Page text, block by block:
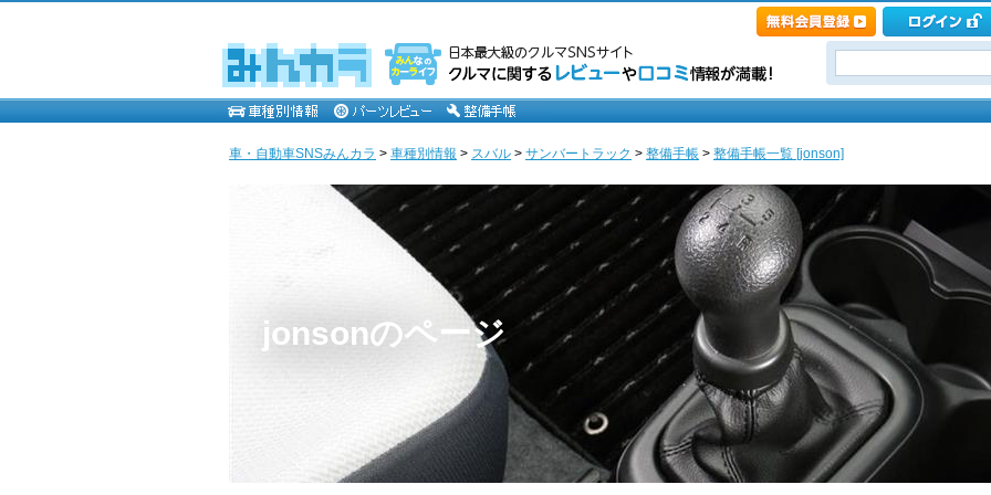
車・自動車SNSみんカラ > 車種別情報 > スバル > サンバートラック > 整備手帳 > 整備手帳一覧 [jonson]
jonsonのページ